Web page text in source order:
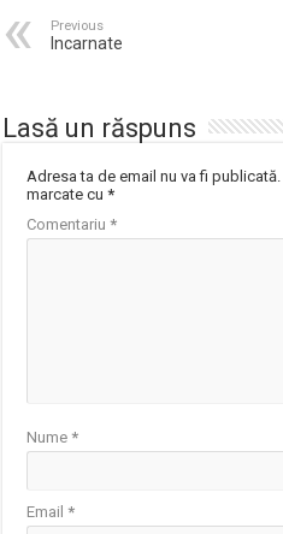
Previous
Incarnate
Lasă un răspuns
Adresa ta de email nu va fi publicată.
marcate cu*
Comentariu*
Nume*
Email*